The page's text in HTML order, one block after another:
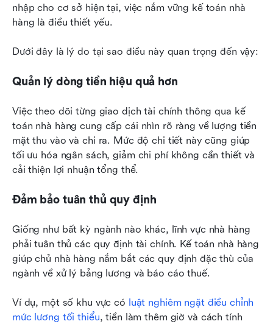
nhập cho cơ sở hiện tại, việc nắm vững kế toán nhà
hàng là điều thiết yếu.
Dưới đây là lý do tại sao điều này quan trọng đến vậy:
Quản lý dòng tiền hiệu quả hơn
Việc theo dõi từng giao dịch tài chính thông qua kế
toán nhà hàng cung cấp cái nhìn rõ ràng về lượng tiền
mặt thu vào và chi ra. Mức độ chi tiết này cũng giúp
tối ưu hóa ngân sách, giảm chi phí không cần thiết và
cải thiện lợi nhuận tổng thể.
Đảm bảo tuân thủ quy định
Giống như bất kỳ ngành nào khác, lĩnh vực nhà hàng
phải tuân thủ các quy định tài chính. Kế toán nhà hàng
giúp chủ nhà hàng nắm bắt các quy định đặc thù của
ngành về xử lý bảng lương và báo cáo thuế.
Ví dụ, một số khu vực có luật nghiêm ngặt điều chỉnh
mức lương tối thiểu, tiền làm thêm giờ và cách tính